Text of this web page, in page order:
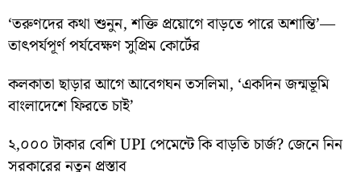
‘তরুণদের কথা শুনুন, শক্তি প্রয়োগে বাড়তে পারে অশান্তি’—
তাৎপর্যপূর্ণ পর্যবেক্ষণ সুপ্রিম কোর্টের
কলকাতা ছাড়ার আগে আবেগঘন তসলিমা, ‘একদিন জন্মভূমি
বাংলাদেশে ফিরতে চাই’
২,০০০ টাকার বেশি UPI পেমেন্টে কি বাড়তি চার্জ? জেনে নিন